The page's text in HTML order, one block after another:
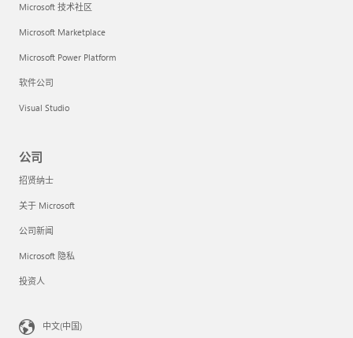
Microsoft 技术社区
Microsoft Marketplace
Microsoft Power Platform
软件公司
Visual Studio
公司
招贤纳士
关于 Microsoft
公司新闻
Microsoft 隐私
投资人
中文(中国)